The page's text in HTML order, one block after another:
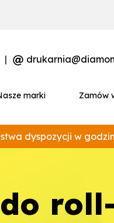
marki Zamów
|
dyspozycji w
do